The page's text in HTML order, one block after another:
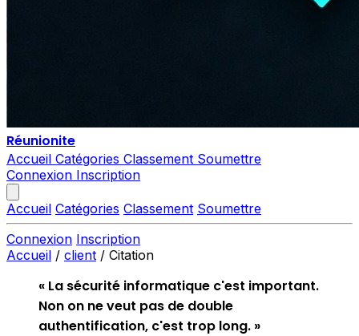
Réunionite
Accueil Catégories Classement Soumettre
Connexion Inscription
Accueil Catégories Classement Soumettre
Connexion Inscription
Accueil / client / Citation
« La sécurité informatique c'est important.
Non on ne veut pas de double
authentification, c'est trop long. »